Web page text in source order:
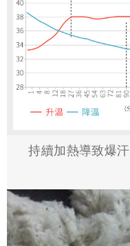
持續加熱導致爆汗